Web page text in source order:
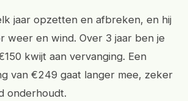
jaar opzetten en afbreken, en hij
weer en wind. Over 3 jaar ben je
kwijt aan vervanging. Een
van €249 gaat langer mee, zeker
onderhoudt.